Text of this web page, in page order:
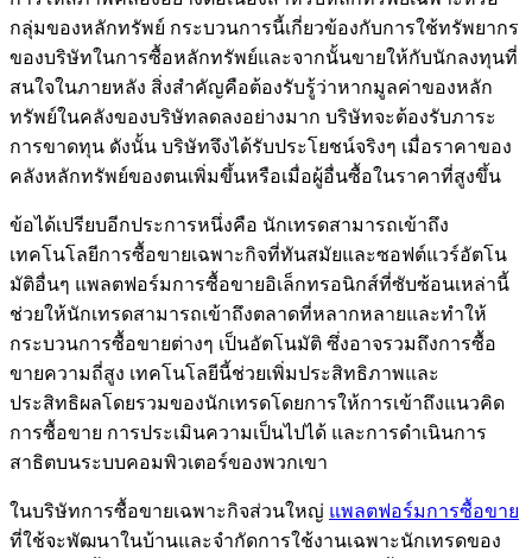
กลุ่มของหลักทรัพย์ กระบวนการนี้เกี่ยวข้องกับการใช้ทรัพยากร
ของบริษัทในการซื้อหลักทรัพย์และจากนั้นขายให้กับนักลงทุนที่
สนใจในภายหลัง สิ่งสำคัญคือต้องรับรู้ว่าหากมูลค่าของหลัก
ทรัพย์ในคลังของบริษัทลดลงอย่างมาก บริษัทจะต้องรับภาระ
การขาดทุน ดังนั้น บริษัทจึงได้รับประโยชน์จริงๆ เมื่อราคาของ
คลังหลักทรัพย์ของตนเพิ่มขึ้นหรือเมื่อผู้อื่นซื้อในราคาที่สูงขึ้น
ข้อได้เปรียบอีกประการหนึ่งคือ นักเทรดสามารถเข้าถึง
เทคโนโลยีการซื้อขายเฉพาะกิจที่ทันสมัยและซอฟต์แวร์อัตโน
มัติอื่นๆ แพลตฟอร์มการซื้อขายอิเล็กทรอนิกส์ที่ซับซ้อนเหล่านี้
ช่วยให้นักเทรดสามารถเข้าถึงตลาดที่หลากหลายและทำให้
กระบวนการซื้อขายต่างๆ เป็นอัตโนมัติ ซึ่งอาจรวมถึงการซื้อ
ขายความถี่สูง เทคโนโลยีนี้ช่วยเพิ่มประสิทธิภาพและ
ประสิทธิผลโดยรวมของนักเทรดโดยการให้การเข้าถึงแนวคิด
การซื้อขาย การประเมินความเป็นไปได้ และการดำเนินการ
สาธิตบนระบบคอมพิวเตอร์ของพวกเขา
ในบริษัทการซื้อขายเฉพาะกิจส่วนใหญ่ แพลตฟอร์มการซื้อขาย
ที่ใช้จะพัฒนาในบ้านและจำกัดการใช้งานเฉพาะนักเทรดของ